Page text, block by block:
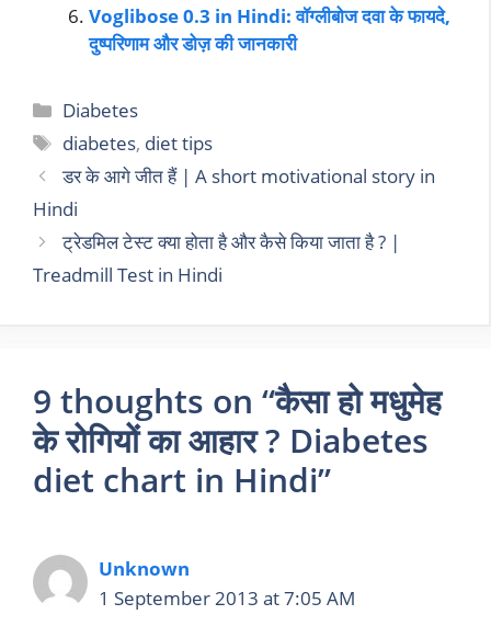
Voglibose 0.3 in Hindi: वॉग्लीबोज दवा के फायदे,
दुष्परिणाम और डोज़ की जानकारी
Diabetes
diabetes, diet tips
डर के आगे जीत हैं | A short motivational story in
Hindi
ट्रेडमिल टेस्ट क्या होता है और कैसे किया जाता है ? |
Treadmill Test in Hindi
9 thoughts on “कैसा हो मधुमेह
के रोगियों का आहार ? Diabetes
diet chart in Hindi”
Unknown
1 September 2013 at 7:05 AM